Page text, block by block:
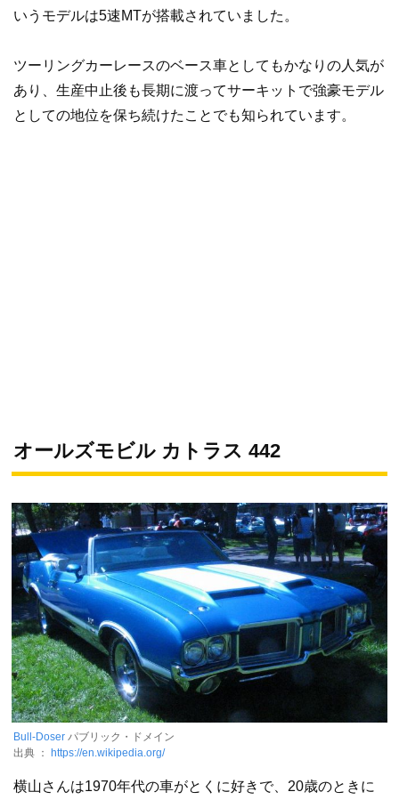
いうモデルは5速MTが搭載されていました。
ツーリングカーレースのベース車としてもかなりの人気が
あり、生産中止後も長期に渡ってサーキットで強豪モデル
としての地位を保ち続けたことでも知られています。
オールズモビル カトラス 442
Bull-Doser パブリック・ドメイン
出典 ： https://en.wikipedia.org/
横山さんは1970年代の車がとくに好きで、20歳のときに